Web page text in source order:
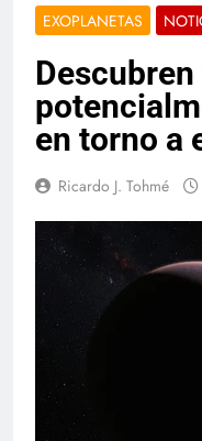
EXOPLANETAS
en torno a
Ricardo J. Tohmé